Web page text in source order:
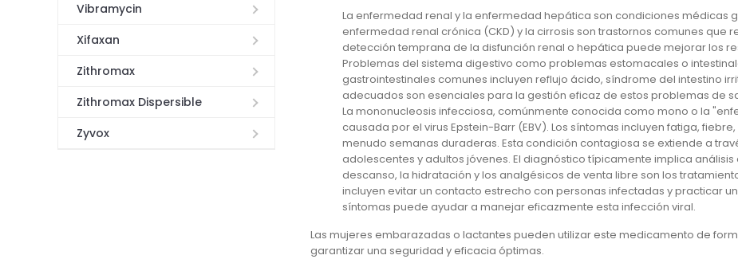
Vibramycin
Xifaxan
Zithromax
Zithromax Dispersible
Zyvox
La enfermedad renal y la enfermedad hepática son condiciones médicas
enfermedad renal crónica (CKD) y la cirrosis son trastornos comunes que
detección temprana de la disfunción renal o hepática puede mejorar los
Problemas del sistema digestivo como problemas estomacales o
gastrointestinales comunes incluyen reflujo ácido, síndrome del intestino
adecuados son esenciales para la gestión eficaz de estos problemas de
La mononucleosis infecciosa, comúnmente conocida como mono o la
causada por el virus Epstein-Barr (EBV). Los síntomas incluyen fatiga,
menudo semanas duraderas. Esta condición contagiosa se extiende a
adolescentes y adultos jóvenes. El diagnóstico típicamente implica
descanso, la hidratación y los analgésicos de venta libre son los
incluyen evitar un contacto estrecho con personas infectadas y practicar
síntomas puede ayudar a manejar eficazmente esta infección viral.
Las mujeres embarazadas o lactantes pueden utilizar este medicamento de
garantizar una seguridad y eficacia óptimas.